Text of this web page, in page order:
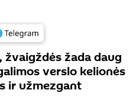
žvaigždės žada daug
verslo kelionės
ir užmezgant